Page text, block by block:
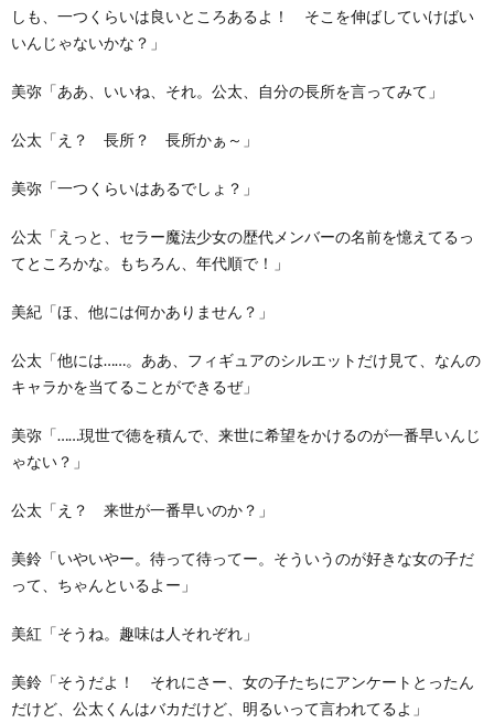
しも、一つくらいは良いところあるよ！ そこを伸ばしていけばい
いんじゃないかな？」
美弥「ああ、いいね、それ。公太、自分の長所を言ってみて」
公太「え？ 長所？ 長所かぁ～」
美弥「一つくらいはあるでしょ？」
公太「えっと、セラー魔法少女の歴代メンバーの名前を憶えてるっ
てところかな。もちろん、年代順で！」
美紀「ほ、他には何かありません？」
公太「他には……。ああ、フィギュアのシルエットだけ見て、なんの
キャラかを当てることができるぜ」
美弥「……現世で徳を積んで、来世に希望をかけるのが一番早いんじ
ゃない？」
公太「え？ 来世が一番早いのか？」
美鈴「いやいやー。待って待ってー。そういうのが好きな女の子だ
って、ちゃんといるよー」
美紅「そうね。趣味は人それぞれ」
美鈴「そうだよ！ それにさー、女の子たちにアンケートとったん
だけど、公太くんはバカだけど、明るいって言われてるよ」